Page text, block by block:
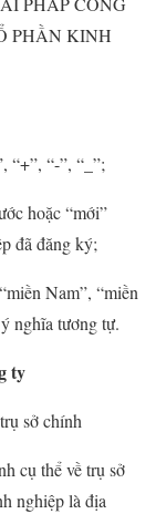
PHẦN KINH
“+”, “-”, “_”;
hoặc “mới”
đã đăng ký;
Nam”, “miền
nghĩa tương tự.
ty
sở chính
cụ thể về trụ sở
nghiệp là địa